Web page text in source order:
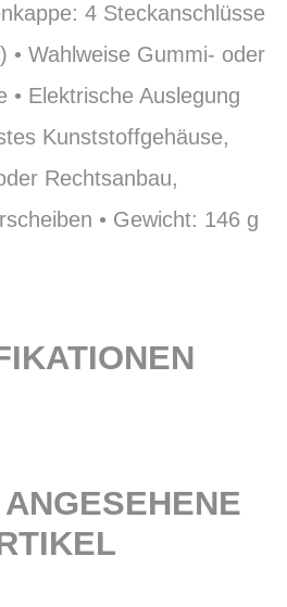
4 Steckanschlüsse
• Wahlweise Gummi- oder
• Elektrische Auslegung
Kunststoffgehäuse,
Rechtsanbau,
• Gewicht: 146 g